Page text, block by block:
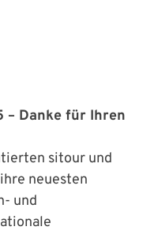
– Danke für Ihren
sitour und
neuesten
und